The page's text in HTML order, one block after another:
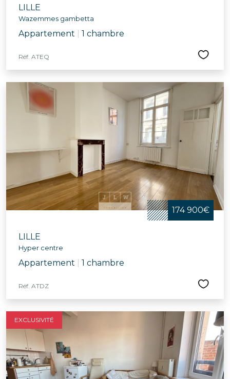
LILLE
Wazemmes gambetta
Appartement 1 chambre
Réf. ATEQ
174 900€
LILLE
Hyper centre
Appartement 1 chambre
Réf. ATDZ
EXCLUSIVITÉ